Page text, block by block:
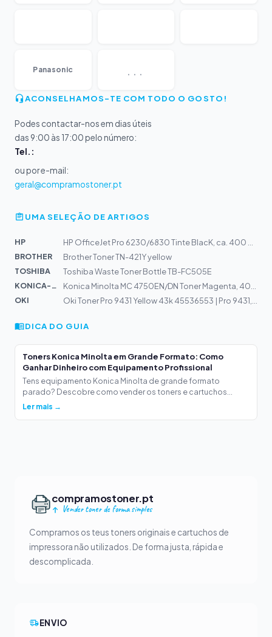
Panasonic
ACONSELHAMOS-TE COM TODO O GOSTO!
Podes contactar-nos em dias úteis
das 9:00 às 17:00 pelo número:
Tel.:
ou por e-mail:
geral@compramostoner.pt
UMA SELEÇÃO DE ARTIGOS
HP
BROTHER
Brother Toner TN-421Y yellow
TOSHIBA
Toshiba Waste Toner Bottle TB-FC505E
KONICA-MIN...
OKI
DICA DO GUIA
Toners Konica Minolta em Grande Formato: Como
Ganhar Dinheiro com Equipamento Profissional
Tens equipamento Konica Minolta de grande formato
parado? Descobre como vender os toners e cartuchos...
Ler mais →
compramostoner.pt
Vender toner de forma simples
Compramos os teus toners originais e cartuchos de
impressora não utilizados. De forma justa, rápida e
descomplicada.
ENVIO